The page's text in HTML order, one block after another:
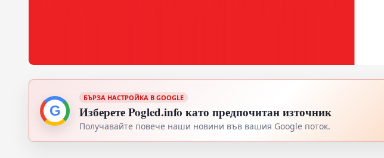
G
БЪРЗА НАСТРОЙКА В GOOGLE
Изберете Pogled.info като предпочитан източник
Получавайте повече наши новини във вашия Google поток.